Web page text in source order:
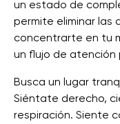
un estado de
permite eliminar las
concentrarte en tu
un flujo de atención
Busca un lugar
Siéntate derecho,
respiración. Siente